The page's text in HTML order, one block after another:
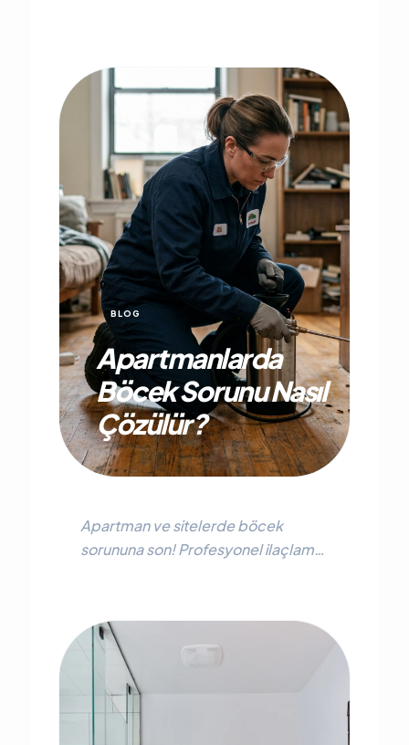
BLOG
Apartmanlarda
Böcek Sorunu Nasıl
Çözülür?
Apartman ve sitelerde böcek
sorununa son! Profesyonel ilaçlama
hakkında her şey.